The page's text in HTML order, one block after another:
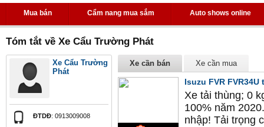
Mua bán Cẩm nang mua sắm Auto shows online
Tóm tắt về Xe Cẩu Trường Phát
Xe Cẩu Trường
Phát
ĐTDĐ: 0913009008
Xe cần bán Xe cần mua
Isuzu FVR
Xe tải thùng; 0
100% năm
nhập! Tải trọng